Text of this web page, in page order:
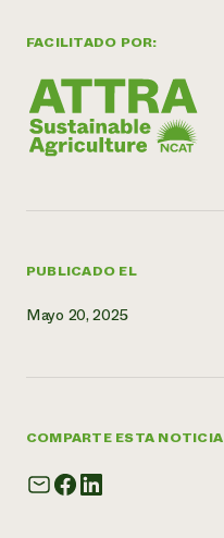
FACILITADO POR:
PUBLICADO EL
Mayo 20, 2025
COMPARTE ESTA NOTICIA